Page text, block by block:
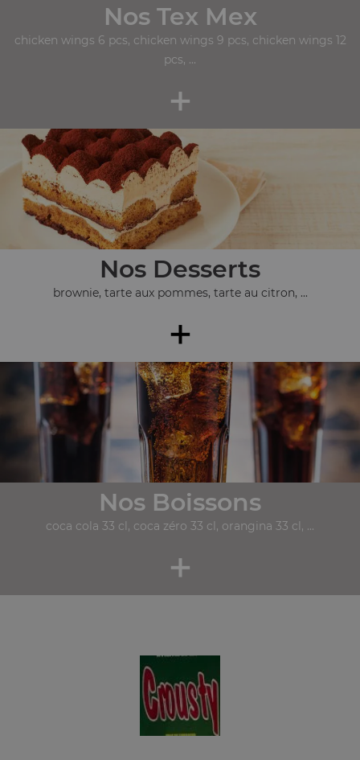
Nos Tex Mex
chicken wings 6 pcs, chicken wings 9 pcs, chicken wings 12
pcs, ...
+
Nos Desserts
brownie, tarte aux pommes, tarte au citron, ...
+
Nos Boissons
coca cola 33 cl, coca zéro 33 cl, orangina 33 cl, ...
+